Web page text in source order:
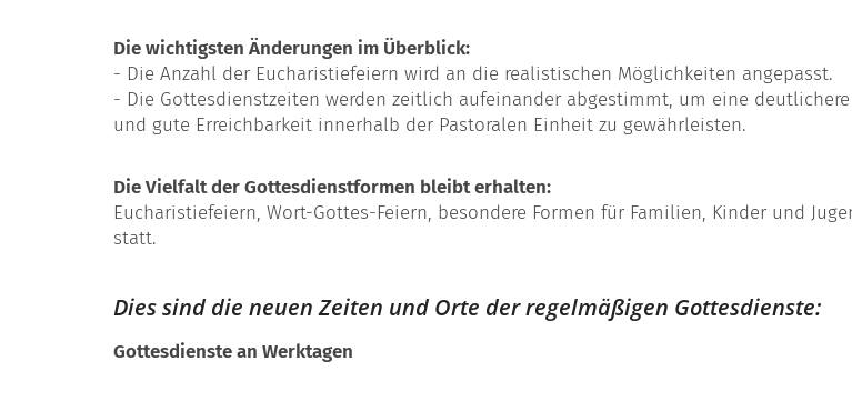
Die wichtigsten Änderungen im Überblick:
- Die Anzahl der Eucharistiefeiern wird an die realistischen Möglichkeiten angepasst.
- Die Gottesdienstzeiten werden zeitlich aufeinander abgestimmt, um eine
und gute Erreichbarkeit innerhalb der Pastoralen Einheit zu gewährleisten.
Die Vielfalt der Gottesdienstformen bleibt erhalten:
Eucharistiefeiern, Wort-Gottes-Feiern, besondere Formen für Familien, Kinder und
statt.
Dies sind die neuen Zeiten und Orte der regelmäßigen Gottesdienste:
Gottesdienste an Werktagen